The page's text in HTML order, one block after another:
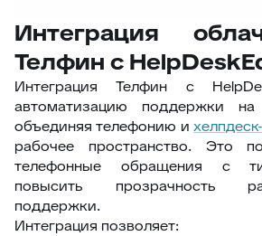
Интеграция
Телфин с
Интеграция Телфин с
автоматизацию поддержки
объединяя телефонию и
рабочее пространство. Это
телефонные обращения с
повысить прозрачность
поддержки.
Интеграция позволяет: